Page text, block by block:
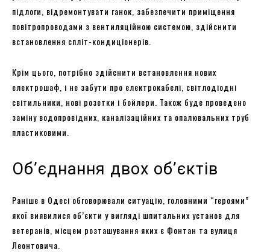
підлоги, відремонтувати ганок, забезпечити приміщення
повітропроводами з вентиляційною системою, здійснити
встановлення спліт-кондиціонерів.
Крім цього, потрібно здійснити встановлення нових
електрошаф, і не забути про електрокабелі, світлодіодні
світильники, нові розетки і бойлери. Також буде проведено
заміну водопровідних, каналізаційних та опалювальних труб
пластиковими.
Об’єднання двох об’єктів
Раніше в Одесі обговорювали ситуацію, головними “героями”
якої виявилися об’єкти у вигляді шпитальних установ для
ветеранів, місцем розташування яких є Фонтан та вулиця
Леонтовича.